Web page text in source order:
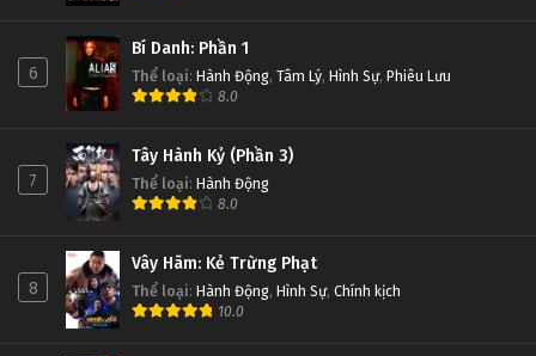
6
Bí Danh: Phần 1
Thể loại: Hành Động, Tâm Lý, Hình Sự, Phiêu Lưu
8.0
7
Tây Hành Kỷ (Phần 3)
Thể loại: Hành Động
8.0
8
Vây Hãm: Kẻ Trừng Phạt
Thể loại: Hành Động, Hình Sự, Chính kịch
10.0